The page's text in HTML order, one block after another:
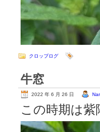
クロップログ
牛窓
2022 年 6 月 26 日
この時期は